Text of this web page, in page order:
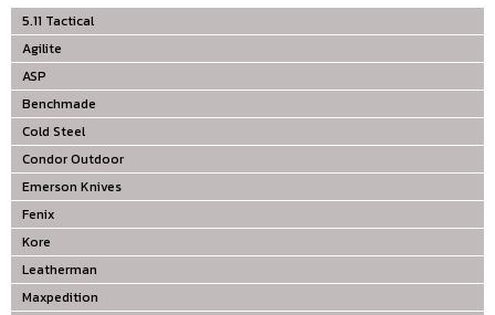
5.11 Tactical
Agilite
ASP
Benchmade
Cold Steel
Condor Outdoor
Emerson Knives
Fenix
Kore
Leatherman
Maxpedition